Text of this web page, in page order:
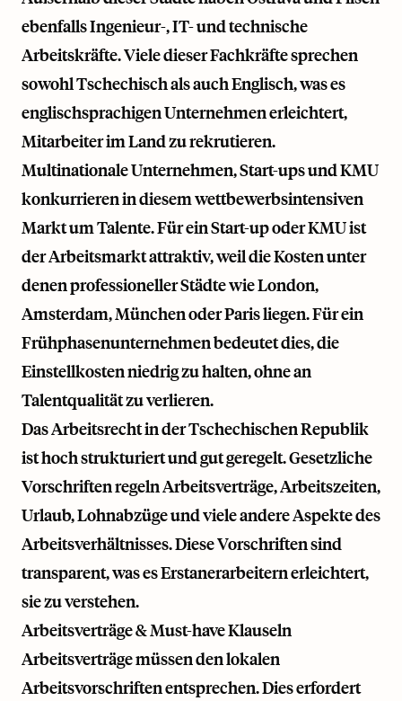
ebenfalls Ingenieur-, IT- und technische
Arbeitskräfte. Viele dieser Fachkräfte sprechen
sowohl Tschechisch als auch Englisch, was es
englischsprachigen Unternehmen erleichtert,
Mitarbeiter im Land zu rekrutieren.
Multinationale Unternehmen, Start-ups und KMU
konkurrieren in diesem wettbewerbsintensiven
Markt um Talente. Für ein Start-up oder KMU ist
der Arbeitsmarkt attraktiv, weil die Kosten unter
denen professioneller Städte wie London,
Amsterdam, München oder Paris liegen. Für ein
Frühphasenunternehmen bedeutet dies, die
Einstellkosten niedrig zu halten, ohne an
Talentqualität zu verlieren.
Das Arbeitsrecht in der Tschechischen Republik
ist hoch strukturiert und gut geregelt. Gesetzliche
Vorschriften regeln Arbeitsverträge, Arbeitszeiten,
Urlaub, Lohnabzüge und viele andere Aspekte des
Arbeitsverhältnisses. Diese Vorschriften sind
transparent, was es Erstanerarbeitern erleichtert,
sie zu verstehen.
Arbeitsverträge & Must-have Klauseln
Arbeitsverträge müssen den lokalen
Arbeitsvorschriften entsprechen. Dies erfordert